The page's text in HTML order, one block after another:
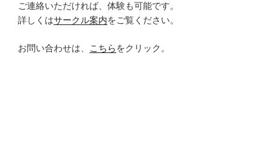
ご連絡いただければ、体験も可能です。
詳しくはサークル案内をご覧ください。
お問い合わせは、 こちら をクリック。